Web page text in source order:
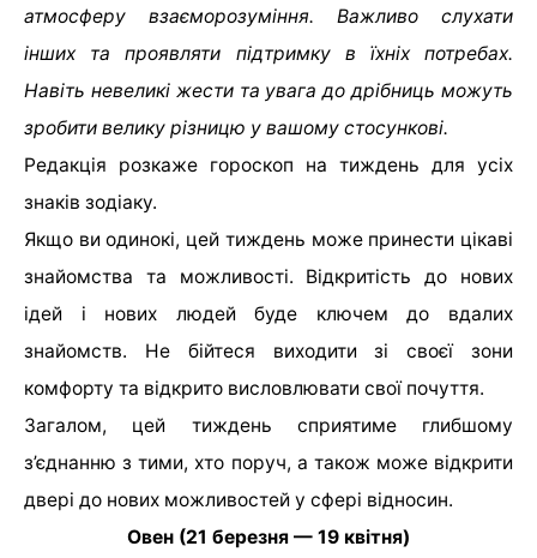
атмосферу взаєморозуміння. Важливо слухати
інших та проявляти підтримку в їхніх потребах.
Навіть невеликі жести та увага до дрібниць можуть
зробити велику різницю у вашому стосункові.
Редакція розкаже гороскоп на тиждень для усіх
знаків зодіаку.
Якщо ви одинокі, цей тиждень може принести цікаві
знайомства та можливості. Відкритість до нових
ідей і нових людей буде ключем до вдалих
знайомств. Не бійтеся виходити зі своєї зони
комфорту та відкрито висловлювати свої почуття.
Загалом, цей тиждень сприятиме глибшому
з’єднанню з тими, хто поруч, а також може відкрити
двері до нових можливостей у сфері відносин.
Овен (21 березня — 19 квітня)